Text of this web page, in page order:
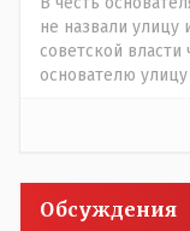
потом
обстоятельства.
не назвали улицу
советской власти
основателю
знали о нем
названийТак
коренное
Обсуждения